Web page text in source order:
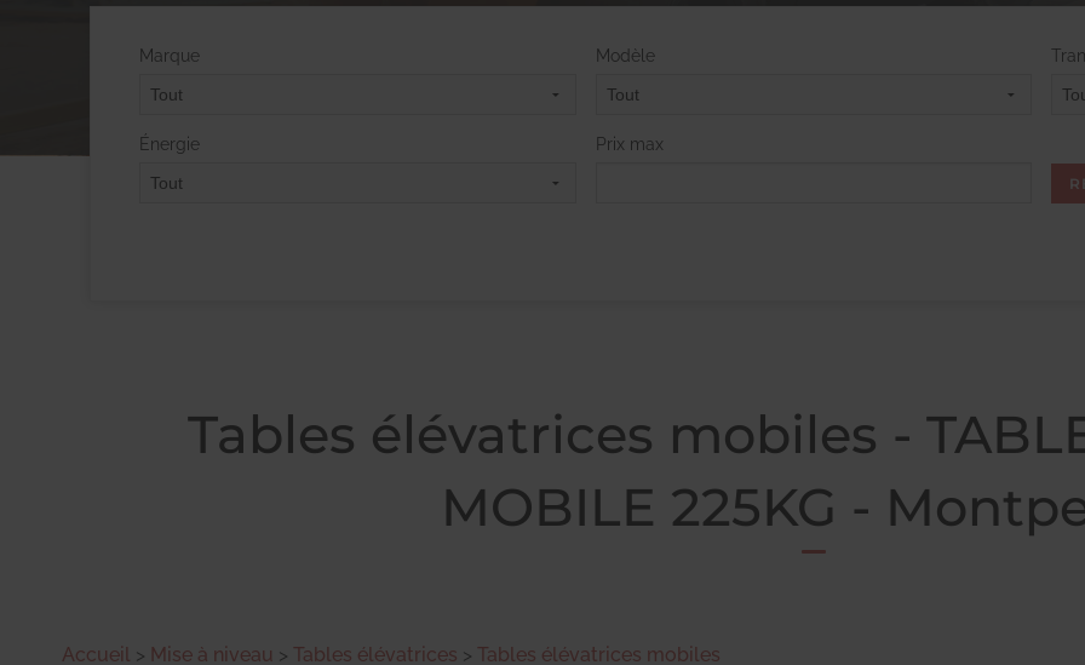
Marque
Énergie
Modèle
Prix max
Tables élévatrices mobiles -
MOBILE 225KG -
Accueil > Mise à niveau > Tables élévatrices > Tables élévatrices mobiles